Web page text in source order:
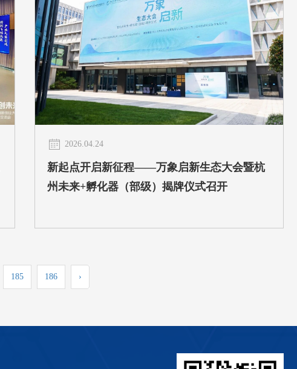
2026.04.24
新起点开启新征程——万象启新生态大会暨杭
州未来+孵化器（部级）揭牌仪式召开
185 186 ›